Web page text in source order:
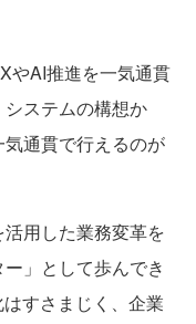
やAI推進を一気通貫
ステムの構想か
通貫で行えるのが
用した業務変革を
」として歩んでき
すさまじく、企業